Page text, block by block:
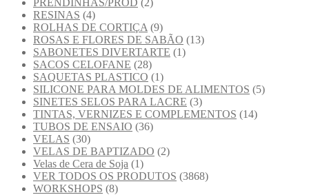
RESINAS (4)
ROLHAS DE CORTIÇA (9)
ROSAS E FLORES DE SABÃO (13)
SABONETES DIVERTARTE (1)
SACOS CELOFANE (28)
SAQUETAS PLASTICO (1)
SILICONE PARA MOLDES DE ALIMENTOS (5)
SINETES SELOS PARA LACRE (3)
TINTAS, VERNIZES E COMPLEMENTOS (14)
TUBOS DE ENSAIO (36)
VELAS (30)
VELAS DE BAPTIZADO (2)
Velas de Cera de Soja (1)
VER TODOS OS PRODUTOS (3868)
WORKSHOPS (8)